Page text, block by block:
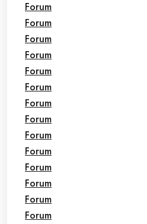
Forum
Forum
Forum
Forum
Forum
Forum
Forum
Forum
Forum
Forum
Forum
Forum
Forum
Forum